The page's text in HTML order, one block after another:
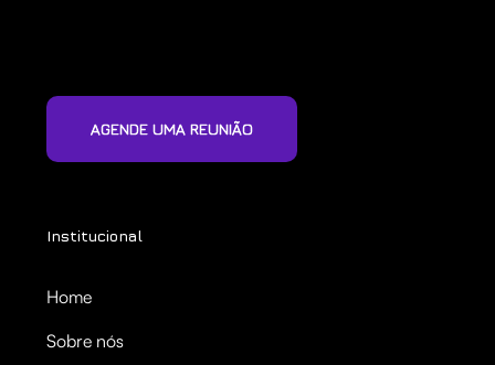
AGENDE UMA REUNIÃO
Institucional
Home
Sobre nós